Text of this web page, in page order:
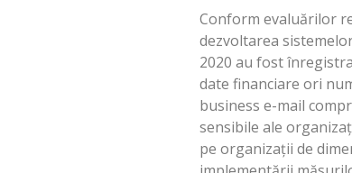
Conform evaluărilor
dezvoltarea
2020 au fost
date financiare ori
business e-mail
sensibile ale
pe organizații de